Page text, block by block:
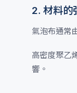
2. 材料的
氣泡布通常
高密度聚乙
響。